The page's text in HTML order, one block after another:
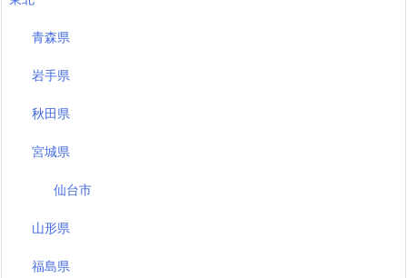
青森県
岩手県
秋田県
宮城県
仙台市
山形県
福島県